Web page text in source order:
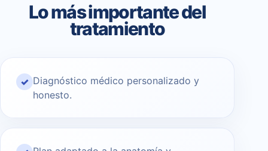
Lo más importante del
tratamiento
✓ Diagnóstico médico personalizado y
honesto.